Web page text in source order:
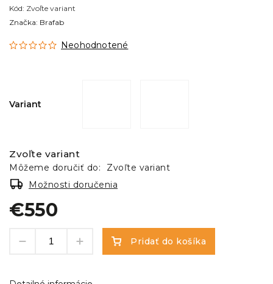
Kód: Zvoľte variant
Neohodnotené
Značka: Brafab
Variant
€550
Zvoľte variant
Môžeme doručiť do:
Zvoľte variant
Možnosti doručenia
Pridať do košíka